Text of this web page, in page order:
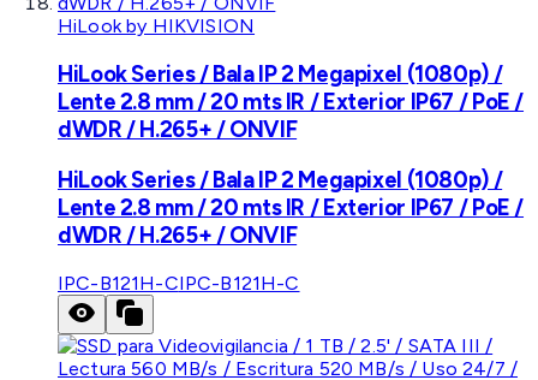
HiLook by HIKVISION
HiLook Series / Bala IP 2 Megapixel (1080p) /
Lente 2.8 mm / 20 mts IR / Exterior IP67 / PoE /
dWDR / H.265+ / ONVIF
HiLook Series / Bala IP 2 Megapixel (1080p) /
Lente 2.8 mm / 20 mts IR / Exterior IP67 / PoE /
dWDR / H.265+ / ONVIF
IPC-B121H-CIPC-B121H-C